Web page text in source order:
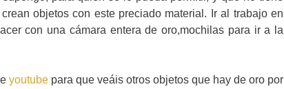
objetos con este preciado material. Ir al trabajo en
con una cámara entera de oro,mochilas para ir a la
youtube para que veáis otros objetos que hay de oro por